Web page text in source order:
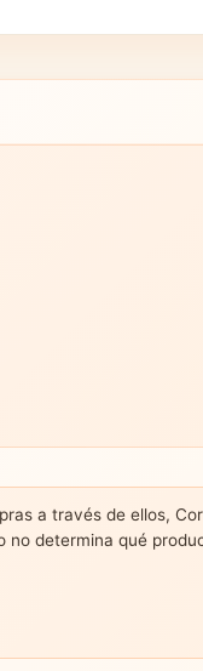
a través de ellos,
no determina qué